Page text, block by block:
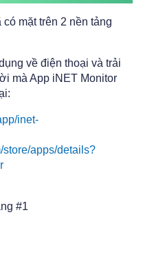
mặt trên 2 nền tảng
về điện thoại và trải
mà App iNET Monitor
inet-
store/apps/details?
#1